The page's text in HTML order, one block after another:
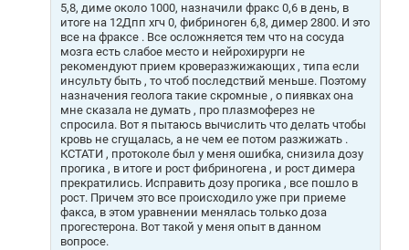
5,8, диме около 1000, назначили фракс 0,6 в день, в
итоге на 12Дпп хгч 0, фибриноген 6,8, димер 2800. И это
все на фраксе . Все осложняется тем что на сосуда
мозга есть слабое место и нейрохирурги не
рекомендуют прием кроверазжижающих , типа если
инсульту быть , то чтоб последствий меньше. Поэтому
назначения геолога такие скромные , о пиявках она
мне сказала не думать , про плазмоферез не
спросила. Вот я пытаюсь вычислить что делать чтобы
кровь не сгущалась, а не чем ее потом разжижать .
КСТАТИ , протоколе был у меня ошибка, снизила дозу
прогика , в итоге и рост фибриногена , и рост димера
прекратились. Исправить дозу прогика , все пошло в
рост. Причем это все происходило уже при приеме
факса, в этом уравнении менялась только доза
прогестерона. Вот такой у меня опыт в данном
вопросе.